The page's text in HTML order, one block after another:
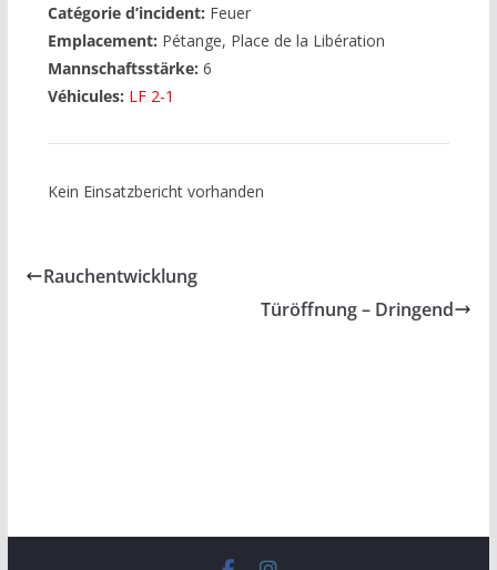
Catégorie d’incident: Feuer
Emplacement: Pétange, Place de la Libération
Mannschaftsstärke: 6
Véhicules: LF 2-1
Kein Einsatzbericht vorhanden
Rauchentwicklung
Türöffnung – Dringend